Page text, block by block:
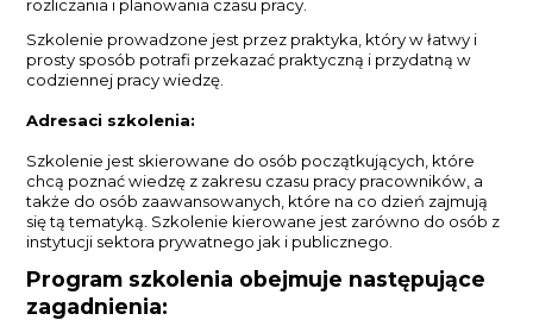
rozliczania i planowania czasu pracy.
Szkolenie prowadzone jest przez praktyka, który w łatwy i
prosty sposób potrafi przekazać praktyczną i przydatną w
codziennej pracy wiedzę.
Adresaci szkolenia:
Szkolenie jest skierowane do osób początkujących, które
chcą poznać wiedzę z zakresu czasu pracy pracowników, a
także do osób zaawansowanych, które na co dzień zajmują
się tą tematyką. Szkolenie kierowane jest zarówno do osób z
instytucji sektora prywatnego jak i publicznego.
Program szkolenia obejmuje następujące
zagadnienia: